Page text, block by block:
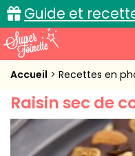
Guide et
Accueil
Recettes de cuisine
Cuisine pratique
Accueil Recettes en
Raisin sec de